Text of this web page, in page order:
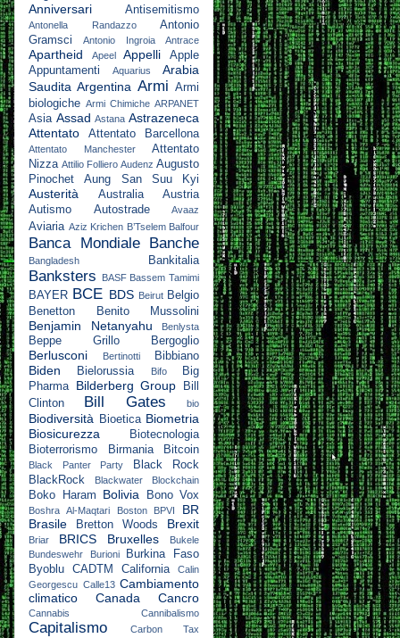
Anniversari Antisemitismo
Antonella Randazzo
Antonio
Gramsci
Antonio Ingroia Antrace
Apartheid Apeel Appelli
Apple
Appuntamenti
Aquarius
Arabia
Saudita Argentina Armi Armi
biologiche Armi Chimiche ARPANET
Asia Assad Astana Astrazeneca
Attentato
Attentato Barcellona
Attentato Manchester
Attentato
Nizza Attilio Folliero Audenz Augusto
Pinochet
Aung San Suu Kyi
Austerità Australia
Austria
Autismo
Autostrade Avaaz
Aviaria Aziz Krichen B’Tselem Balfour
Banca Mondiale Banche
Bangladesh Bankitalia
Banksters BASF Bassem Tamimi
BAYER BCE BDS Beirut Belgio
Benetton
Benito Mussolini
Benjamin Netanyahu Benlysta
Beppe Grillo Bergoglio
Berlusconi Bertinotti Bibbiano
Biden Bielorussia Bifo
Big
Pharma
Bilderberg Group
Bill
Clinton
Bill Gates bio
Biodiversità Bioetica Biometria
Biosicurezza
Biotecnologia
Bioterrorismo
Birmania Bitcoin
Black Panter Party
Black Rock
BlackRock
Blackwater Blockchain
Boko Haram Bolivia Bono Vox
Boshra Al-Maqtari Boston BPVI
BR
Brasile
Bretton Woods Brexit
Briar BRICS Bruxelles
Bukele
Bundeswehr
Burioni
Burkina Faso
Byoblu
CADTM California
Calin
Georgescu Calle13 Cambiamento
climatico
Canada Cancro
Cannabis Cannibalismo
Capitalismo
Carbon Tax